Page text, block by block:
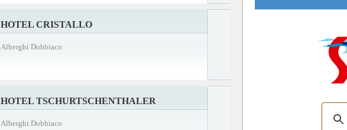
HOTEL CRISTALLO
Alberghi Dobbiaco
HOTEL TSCHURTSCHENTHALER
Alberghi Dobbiaco